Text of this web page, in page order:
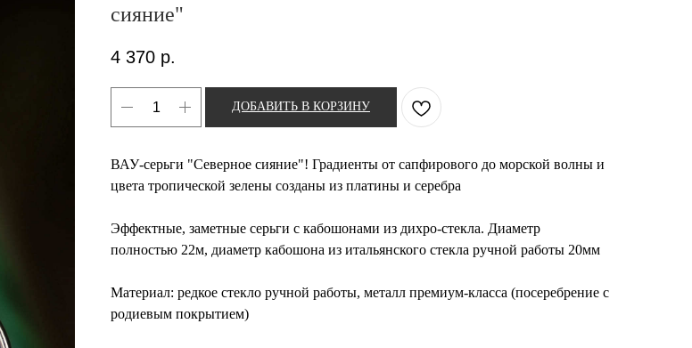
сияние"
4 370 р.
ДОБАВИТЬ В КОРЗИНУ
ВАУ-серьги "Северное сияние"! Градиенты от сапфирового до морской волны и
цвета тропической зелены созданы из платины и серебра
Эффектные, заметные серьги с кабошонами из дихро-стекла. Диаметр
полностью 22м, диаметр кабошона из итальянского стекла ручной работы 20мм
Материал: ​редкое стекло ручной работы, металл премиум-класса (посеребрение с
родиевым покрытием)